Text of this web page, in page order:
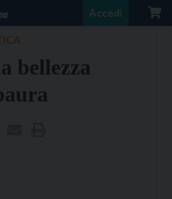
Accedi
bellezza